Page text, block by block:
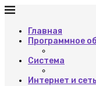
Главная
Программное
Система
Интернет и сеть